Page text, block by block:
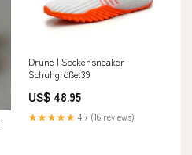
Drune | Sockensneaker
Schuhgröße:39
US$ 48.95
★★★★★ 4.7 (16 reviews)